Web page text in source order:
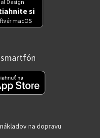
Design
si
macOS
smartfón
na dopravu